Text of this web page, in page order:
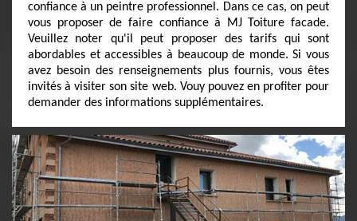
confiance à un peintre professionnel. Dans ce cas, on peut
vous proposer de faire confiance à MJ Toiture facade.
Veuillez noter qu'il peut proposer des tarifs qui sont
abordables et accessibles à beaucoup de monde. Si vous
avez besoin des renseignements plus fournis, vous êtes
invités à visiter son site web. Vouy pouvez en profiter pour
demander des informations supplémentaires.